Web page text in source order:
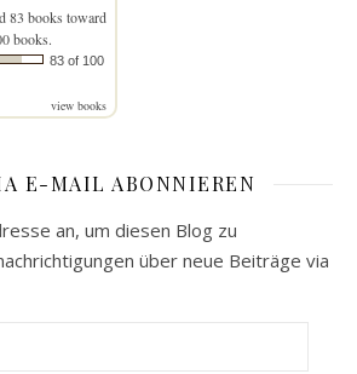
83 books toward
books.
83 of 100
view books
E-MAIL ABONNIEREN
an, um diesen Blog zu
über neue Beiträge via